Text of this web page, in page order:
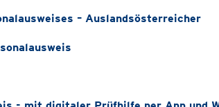
– Auslandsösterreicher